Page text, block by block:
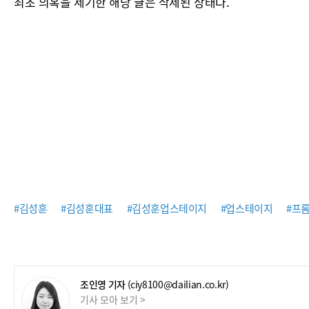
#김성훈 #김성훈대표 #김성훈업스테이지 #업스테이지 #프
조인영 기자 (ciy8100@dailian.co.kr)
기사 모아 보기 >